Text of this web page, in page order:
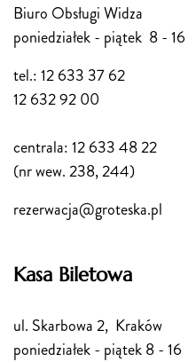
Biuro Obsługi Widza
poniedziałek - piątek 8 - 16
tel.: 12 633 37 62
12 632 92 00
centrala: 12 633 48 22
(nr wew. 238, 244)
rezerwacja@groteska.pl
Kasa Biletowa
ul. Skarbowa 2, Kraków
poniedziałek - piątek 8 - 16